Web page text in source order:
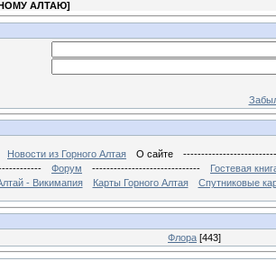
АЛТАЮ]
Новости из Горного Алтая О сайте
Форум ------------------------------
Гостевая
- Викимапия
Карты Горного Алтая Спутниковые
Флора [443]